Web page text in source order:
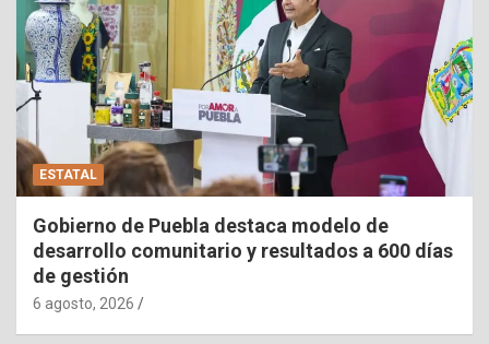
ESTATAL
Gobierno de Puebla destaca modelo de
desarrollo comunitario y resultados a 600 días
de gestión
6 agosto, 2026